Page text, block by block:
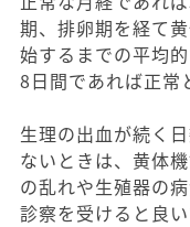
期、排卵期を経て
始するまでの平均
8日間であれば正常
生理の出血が続く
ないときは、黄体
の乱れや生殖器の
診察を受けると良い